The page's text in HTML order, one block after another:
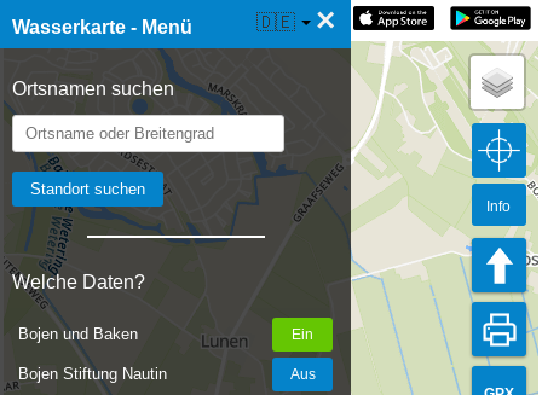
Wasserkarte - Menü ×
Ortsnamen suchen
Welche Daten?
Bojen und Baken
Bojen Stiftung Nautin
☰ Wasserkarte Live 🇩🇪
Info